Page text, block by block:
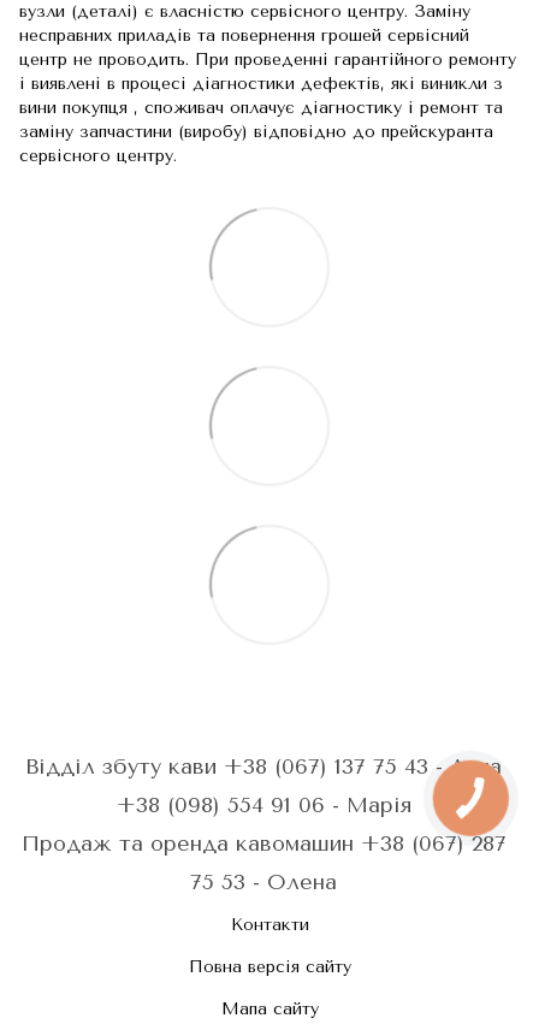
вузли (деталі) є власністю сервісного центру. Заміну
несправних приладів та повернення грошей сервісний
центр не проводить. При проведенні гарантійного ремонту
і виявлені в процесі діагностики дефектів, які виникли з
вини покупця , споживач оплачує діагностику і ремонт та
заміну запчастини (виробу) відповідно до прейскуранта
сервісного центру.
Відділ збуту кави +38 (067) 137 75 43 - Анна
+38 (098) 554 91 06 - Марія
Продаж та оренда кавомашин +38 (067) 287
75 53 - Олена
Контакти
Повна версія сайту
Мапа сайту